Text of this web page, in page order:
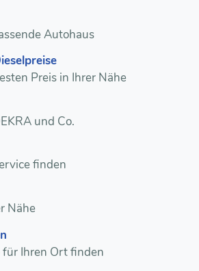
Autohaus
Preis in Ihrer Nähe
und Co.
finden
Nähe
Ihren Ort finden